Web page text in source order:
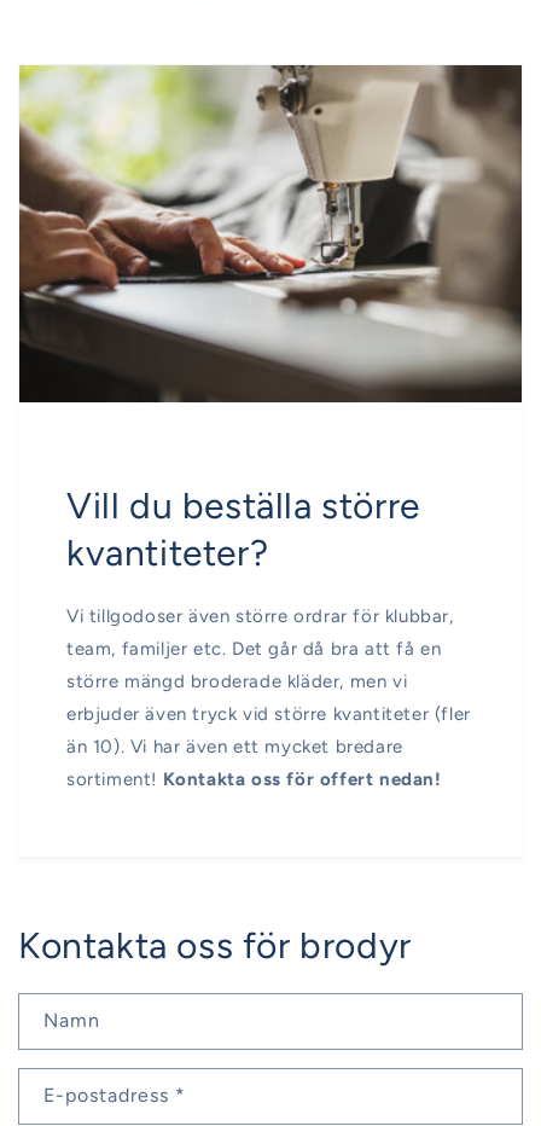
Vill du beställa större
kvantiteter?
Vi tillgodoser även större ordrar för klubbar,
team, familjer etc. Det går då bra att få en
större mängd broderade kläder, men vi
erbjuder även tryck vid större kvantiteter (fler
än 10). Vi har även ett mycket bredare
sortiment! Kontakta oss för offert nedan!
Kontakta oss för brodyr
Namn
E-postadress *